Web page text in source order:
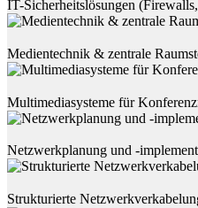
IT-Sicherheitslösungen
Medientechnik & zentrale
Multimediasysteme für
Netzwerkplanung und -
Strukturierte